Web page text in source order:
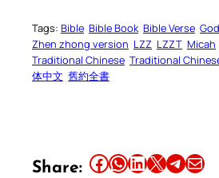
Tags: Bible Bible Book Bible Verse
Zhen zhong version LZZ LZZT Micah
Traditional Chinese Traditional
体中文 舊約全書
Share: Share this article on Facebook Share this article on WhatsApp Share this article on LinkedIn Share this article on X Share this article on TelegramEmail this Article